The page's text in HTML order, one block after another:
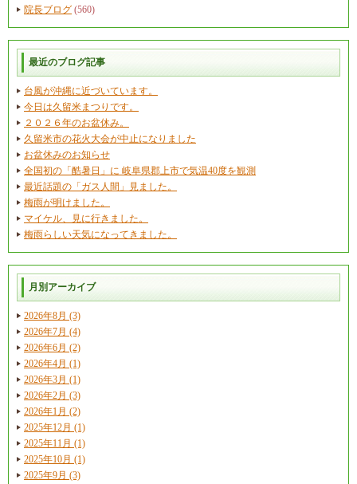
院長ブログ (560)
最近のブログ記事
台風が沖縄に近づいています。
今日は久留米まつりです。
２０２６年のお盆休み。
久留米市の花火大会が中止になりました
お盆休みのお知らせ
全国初の「酷暑日」に 岐阜県郡上市で気温40度を観測
最近話題の「ガス人間」見ました。
梅雨が明けました。
マイケル、見に行きました。
梅雨らしい天気になってきました。
月別アーカイブ
2026年8月 (3)
2026年7月 (4)
2026年6月 (2)
2026年4月 (1)
2026年3月 (1)
2026年2月 (3)
2026年1月 (2)
2025年12月 (1)
2025年11月 (1)
2025年10月 (1)
2025年9月 (3)